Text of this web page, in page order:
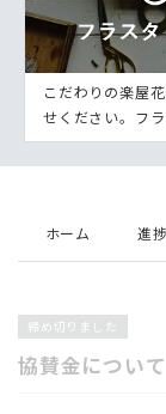
こだわりの楽屋
せください。フ
ホーム 進
締め切りました
協賛金について